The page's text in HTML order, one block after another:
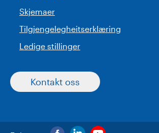
Skjemaer
Tilgjengelegheitserklæring
Ledige stillinger
Kontakt oss